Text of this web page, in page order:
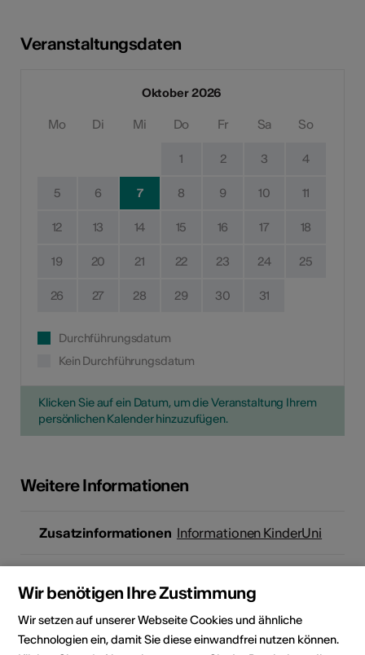
Veranstaltungsdaten
Oktober 2026
Mo Di Mi Do Fr Sa So
1 2 3 4
5 6 7 8 9 10 11
12 13 14 15 16 17 18
19 20 21 22 23 24 25
26 27 28 29 30 31
Durchführungsdatum
Kein Durchführungsdatum
Klicken Sie auf ein Datum, um die Veranstaltung Ihrem
persönlichen Kalender hinzuzufügen.
Weitere Informationen
Zusatzinformationen Informationen KinderUni
Ausbilderin MINTworld
Anmeldung /
Teilnehmerzahl limitiert, pro
Wir benötigen Ihre Zustimmung
Wir setzen auf unserer Webseite Cookies und ähnliche
Technologien ein, damit Sie diese einwandfrei nutzen können.